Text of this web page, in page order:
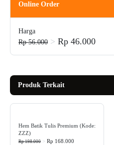
Online Order
Harga
Rp 56.000 > Rp 46.000
Produk Terkait
Hem Batik Tulis Premium (Kode:
ZZZ)
Rp 198.000 > Rp 168.000